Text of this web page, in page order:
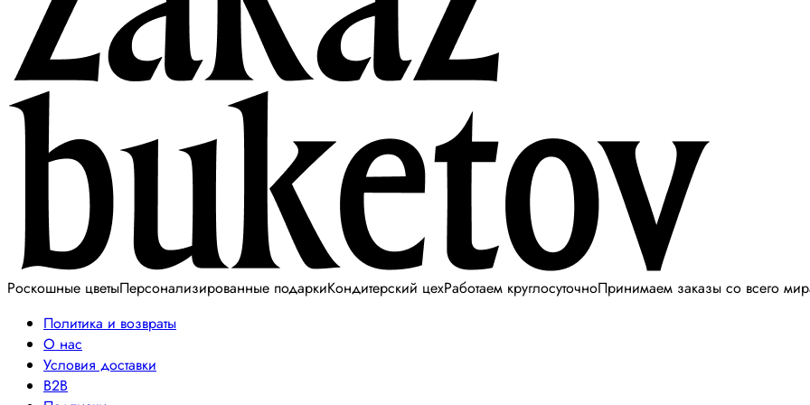
Роскошные цветыПерсонализированные подаркиКондитерский цехРаботаем круглосуточноПринимаем заказы со всего
Политика и возвраты
О нас
Условия доставки
B2B